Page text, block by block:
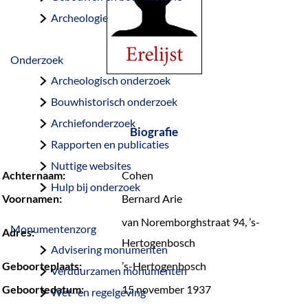
Archeologie
Onderzoek
Archeologisch onderzoek
Bouwhistorisch onderzoek
Archiefonderzoek
Rapporten en publicaties
Nuttige websites
Hulp bij onderzoek
Monumentenzorg
Advisering monumenten
Verduurzamen monumenten
Wet- en regelgeving
Biografie
Achternaam:
Cohen
Voornamen:
Bernard Arie
Adres:
van Noremborghstraat 94, ’s-
Hertogenbosch
Geboorteplaats:
’s-Hertogenbosch
Geboortedatum:
15 november 1937